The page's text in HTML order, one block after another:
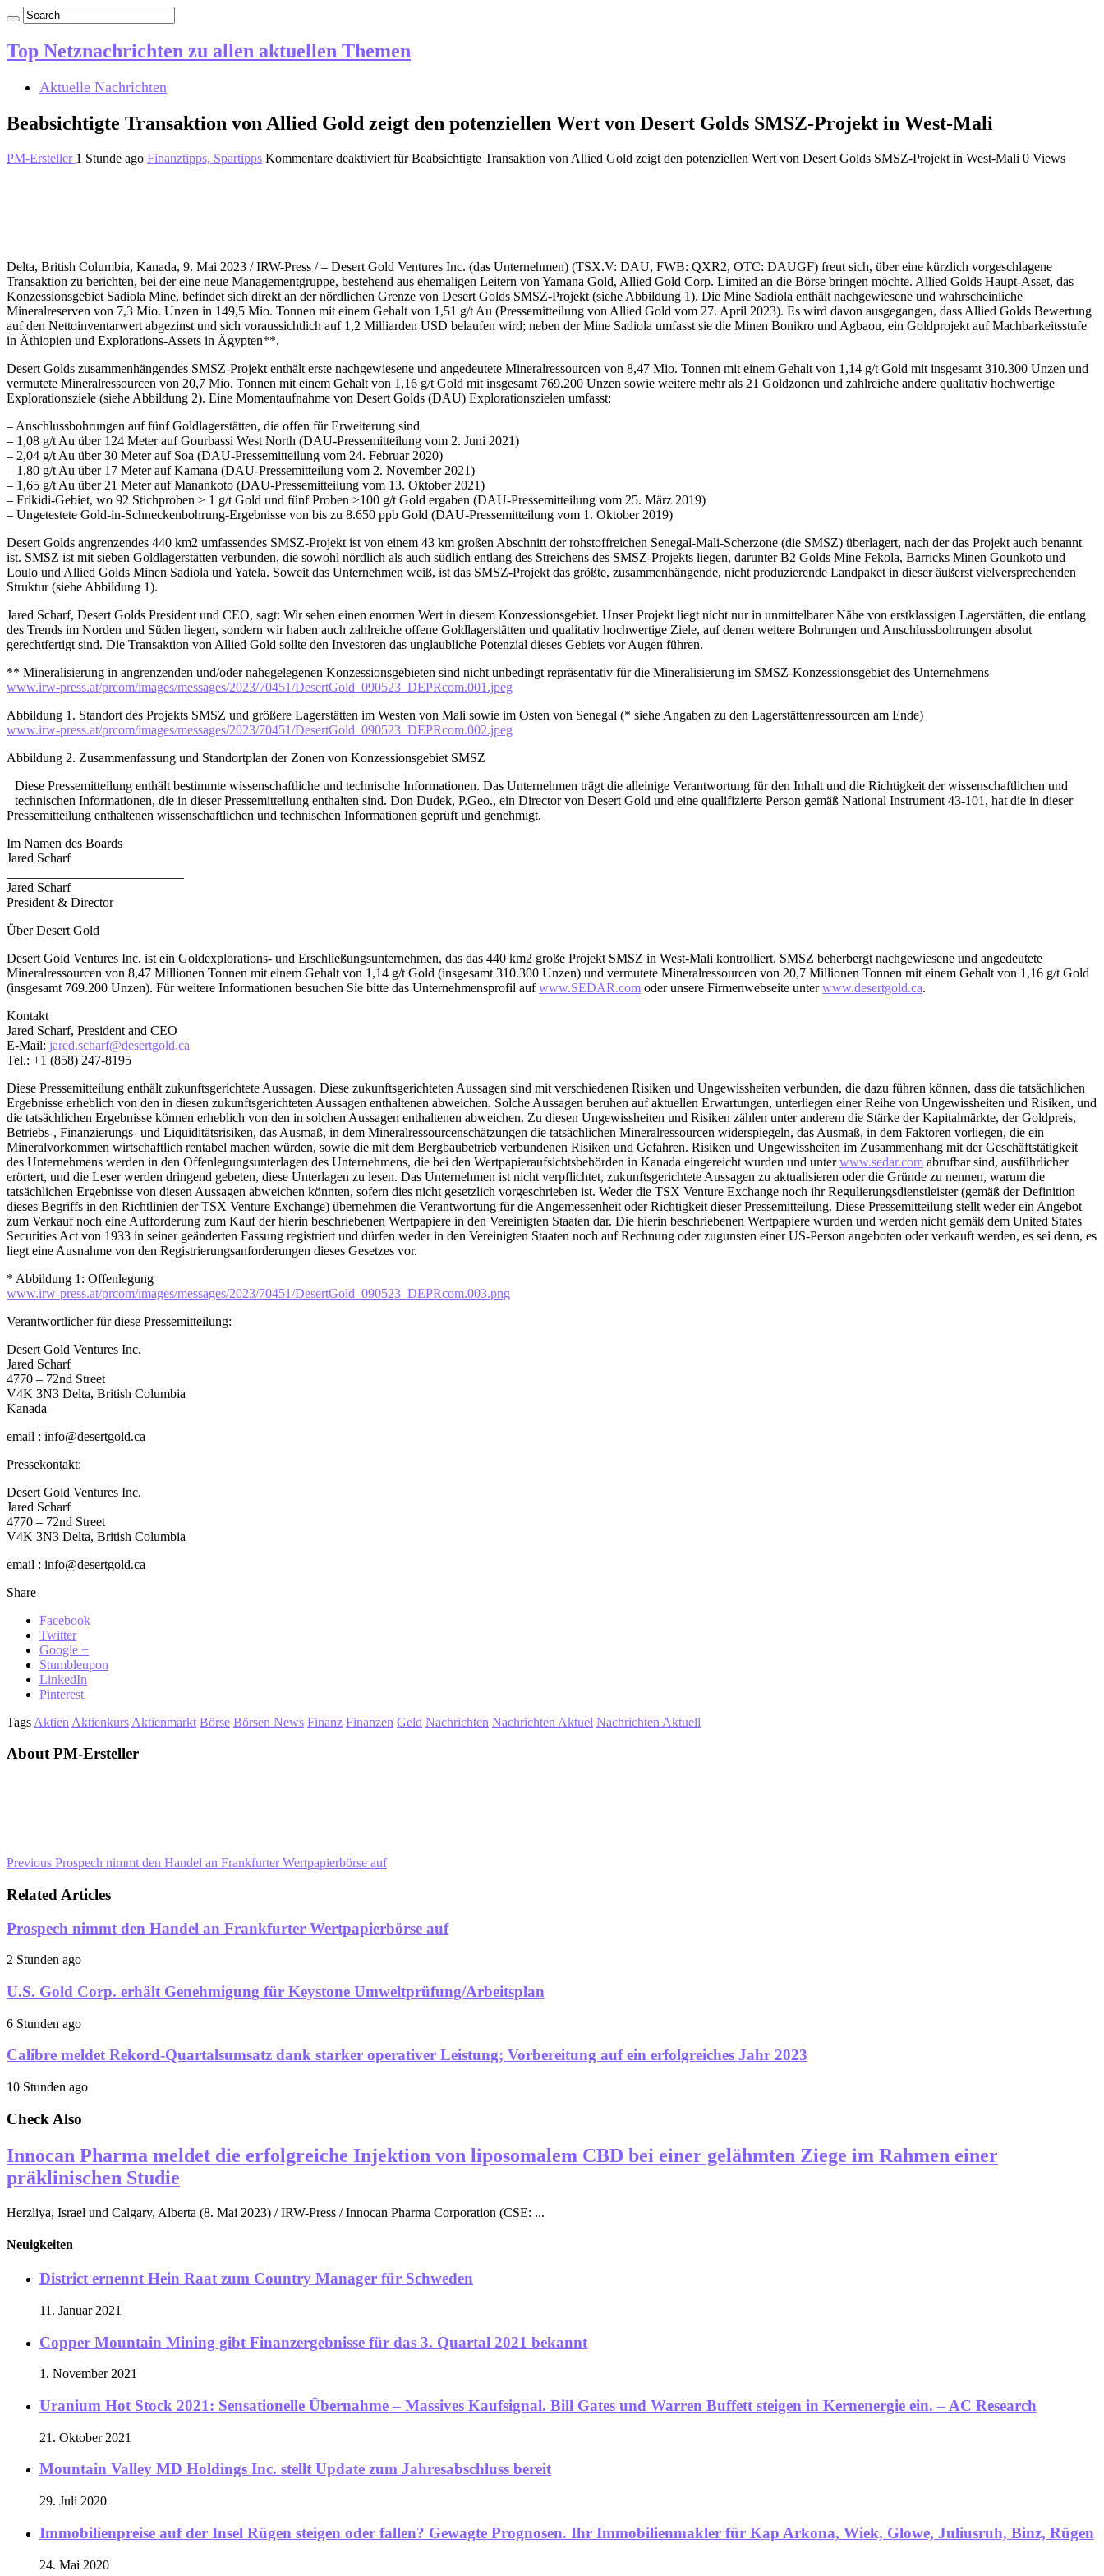
Top Netznachrichten zu allen aktuellen Themen
Aktuelle Nachrichten
Beabsichtigte Transaktion von Allied Gold zeigt den potenziellen Wert von Desert Golds SMSZ-Projekt in West-Mali
PM-Ersteller 1 Stunde ago Finanztipps, Spartipps Kommentare deaktiviert für Beabsichtigte Transaktion von Allied Gold zeigt den potenziellen Wert von Desert Golds SMSZ-Projekt in West-Mali 0 Views
Delta, British Columbia, Kanada, 9. Mai 2023 / IRW-Press / – Desert Gold Ventures Inc. (das Unternehmen) (TSX.V: DAU, FWB: QXR2, OTC: DAUGF) freut sich, über eine kürzlich vorgeschlagene
Transaktion zu berichten, bei der eine neue Managementgruppe, bestehend aus ehemaligen Leitern von Yamana Gold, Allied Gold Corp. Limited an die Börse bringen möchte. Allied Golds Haupt-Asset, das
Konzessionsgebiet Sadiola Mine, befindet sich direkt an der nördlichen Grenze von Desert Golds SMSZ-Projekt (siehe Abbildung 1). Die Mine Sadiola enthält nachgewiesene und wahrscheinliche
Mineralreserven von 7,3 Mio. Unzen in 149,5 Mio. Tonnen mit einem Gehalt von 1,51 g/t Au (Pressemitteilung von Allied Gold vom 27. April 2023). Es wird davon ausgegangen, dass Allied Golds Bewertung
auf den Nettoinventarwert abgezinst und sich voraussichtlich auf 1,2 Milliarden USD belaufen wird; neben der Mine Sadiola umfasst sie die Minen Bonikro und Agbaou, ein Goldprojekt auf Machbarkeitsstufe
in Äthiopien und Explorations-Assets in Ägypten**.
Desert Golds zusammenhängendes SMSZ-Projekt enthält erste nachgewiesene und angedeutete Mineralressourcen von 8,47 Mio. Tonnen mit einem Gehalt von 1,14 g/t Gold mit insgesamt 310.300 Unzen und
vermutete Mineralressourcen von 20,7 Mio. Tonnen mit einem Gehalt von 1,16 g/t Gold mit insgesamt 769.200 Unzen sowie weitere mehr als 21 Goldzonen und zahlreiche andere qualitativ hochwertige
Explorationsziele (siehe Abbildung 2). Eine Momentaufnahme von Desert Golds (DAU) Explorationszielen umfasst:
– Anschlussbohrungen auf fünf Goldlagerstätten, die offen für Erweiterung sind
– 1,08 g/t Au über 124 Meter auf Gourbassi West North (DAU-Pressemitteilung vom 2. Juni 2021)
– 2,04 g/t Au über 30 Meter auf Soa (DAU-Pressemitteilung vom 24. Februar 2020)
– 1,80 g/t Au über 17 Meter auf Kamana (DAU-Pressemitteilung vom 2. November 2021)
– 1,65 g/t Au über 21 Meter auf Manankoto (DAU-Pressemitteilung vom 13. Oktober 2021)
– Frikidi-Gebiet, wo 92 Stichproben > 1 g/t Gold und fünf Proben >100 g/t Gold ergaben (DAU-Pressemitteilung vom 25. März 2019)
– Ungetestete Gold-in-Schneckenbohrung-Ergebnisse von bis zu 8.650 ppb Gold (DAU-Pressemitteilung vom 1. Oktober 2019)
Desert Golds angrenzendes 440 km2 umfassendes SMSZ-Projekt ist von einem 43 km großen Abschnitt der rohstoffreichen Senegal-Mali-Scherzone (die SMSZ) überlagert, nach der das Projekt auch benannt
ist. SMSZ ist mit sieben Goldlagerstätten verbunden, die sowohl nördlich als auch südlich entlang des Streichens des SMSZ-Projekts liegen, darunter B2 Golds Mine Fekola, Barricks Minen Gounkoto und
Loulo und Allied Golds Minen Sadiola und Yatela. Soweit das Unternehmen weiß, ist das SMSZ-Projekt das größte, zusammenhängende, nicht produzierende Landpaket in dieser äußerst vielversprechenden
Struktur (siehe Abbildung 1).
Jared Scharf, Desert Golds President und CEO, sagt: Wir sehen einen enormen Wert in diesem Konzessionsgebiet. Unser Projekt liegt nicht nur in unmittelbarer Nähe von erstklassigen Lagerstätten, die entlang
des Trends im Norden und Süden liegen, sondern wir haben auch zahlreiche offene Goldlagerstätten und qualitativ hochwertige Ziele, auf denen weitere Bohrungen und Anschlussbohrungen absolut
gerechtfertigt sind. Die Transaktion von Allied Gold sollte den Investoren das unglaubliche Potenzial dieses Gebiets vor Augen führen.
** Mineralisierung in angrenzenden und/oder nahegelegenen Konzessionsgebieten sind nicht unbedingt repräsentativ für die Mineralisierung im SMSZ-Konzessionsgebiet des Unternehmens
www.irw-press.at/prcom/images/messages/2023/70451/DesertGold_090523_DEPRcom.001.jpeg
Abbildung 1. Standort des Projekts SMSZ und größere Lagerstätten im Westen von Mali sowie im Osten von Senegal (* siehe Angaben zu den Lagerstättenressourcen am Ende)
www.irw-press.at/prcom/images/messages/2023/70451/DesertGold_090523_DEPRcom.002.jpeg
Abbildung 2. Zusammenfassung und Standortplan der Zonen von Konzessionsgebiet SMSZ
Diese Pressemitteilung enthält bestimmte wissenschaftliche und technische Informationen. Das Unternehmen trägt die alleinige Verantwortung für den Inhalt und die Richtigkeit der wissenschaftlichen und
technischen Informationen, die in dieser Pressemitteilung enthalten sind. Don Dudek, P.Geo., ein Director von Desert Gold und eine qualifizierte Person gemäß National Instrument 43-101, hat die in dieser
Pressemitteilung enthaltenen wissenschaftlichen und technischen Informationen geprüft und genehmigt.
Im Namen des Boards
Jared Scharf
Jared Scharf
President & Director
Über Desert Gold
Desert Gold Ventures Inc. ist ein Goldexplorations- und Erschließungsunternehmen, das das 440 km2 große Projekt SMSZ in West-Mali kontrolliert. SMSZ beherbergt nachgewiesene und angedeutete
Mineralressourcen von 8,47 Millionen Tonnen mit einem Gehalt von 1,14 g/t Gold (insgesamt 310.300 Unzen) und vermutete Mineralressourcen von 20,7 Millionen Tonnen mit einem Gehalt von 1,16 g/t Gold
(insgesamt 769.200 Unzen). Für weitere Informationen besuchen Sie bitte das Unternehmensprofil aufwww.SEDAR.com oder unsere Firmenwebseite unterwww.desertgold.ca.
Kontakt
Jared Scharf, President and CEO
E-Mail: jared.scharf@desertgold.ca
Tel.: +1 (858) 247-8195
Diese Pressemitteilung enthält zukunftsgerichtete Aussagen. Diese zukunftsgerichteten Aussagen sind mit verschiedenen Risiken und Ungewissheiten verbunden, die dazu führen können, dass die tatsächlichen
Ergebnisse erheblich von den in diesen zukunftsgerichteten Aussagen enthaltenen abweichen. Solche Aussagen beruhen auf aktuellen Erwartungen, unterliegen einer Reihe von Ungewissheiten und Risiken, und
die tatsächlichen Ergebnisse können erheblich von den in solchen Aussagen enthaltenen abweichen. Zu diesen Ungewissheiten und Risiken zählen unter anderem die Stärke der Kapitalmärkte, der Goldpreis,
Betriebs-, Finanzierungs- und Liquiditätsrisiken, das Ausmaß, in dem Mineralressourcenschätzungen die tatsächlichen Mineralressourcen widerspiegeln, das Ausmaß, in dem Faktoren vorliegen, die ein
Mineralvorkommen wirtschaftlich rentabel machen würden, sowie die mit dem Bergbaubetrieb verbundenen Risiken und Gefahren. Risiken und Ungewissheiten im Zusammenhang mit der Geschäftstätigkeit
des Unternehmens werden in den Offenlegungsunterlagen des Unternehmens, die bei den Wertpapieraufsichtsbehörden in Kanada eingereicht wurden und unterwww.sedar.com abrufbar sind, ausführlicher
erörtert, und die Leser werden dringend gebeten, diese Unterlagen zu lesen. Das Unternehmen ist nicht verpflichtet, zukunftsgerichtete Aussagen zu aktualisieren oder die Gründe zu nennen, warum die
tatsächlichen Ergebnisse von diesen Aussagen abweichen könnten, sofern dies nicht gesetzlich vorgeschrieben ist. Weder die TSX Venture Exchange noch ihr Regulierungsdienstleister (gemäß der Definition
dieses Begriffs in den Richtlinien der TSX Venture Exchange) übernehmen die Verantwortung für die Angemessenheit oder Richtigkeit dieser Pressemitteilung. Diese Pressemitteilung stellt weder ein Angebot
zum Verkauf noch eine Aufforderung zum Kauf der hierin beschriebenen Wertpapiere in den Vereinigten Staaten dar. Die hierin beschriebenen Wertpapiere wurden und werden nicht gemäß dem United States
Securities Act von 1933 in seiner geänderten Fassung registriert und dürfen weder in den Vereinigten Staaten noch auf Rechnung oder zugunsten einer US-Person angeboten oder verkauft werden, es sei denn, es
liegt eine Ausnahme von den Registrierungsanforderungen dieses Gesetzes vor.
* Abbildung 1: Offenlegung
www.irw-press.at/prcom/images/messages/2023/70451/DesertGold_090523_DEPRcom.003.png
Verantwortlicher für diese Pressemitteilung:
Desert Gold Ventures Inc.
Jared Scharf
4770 – 72nd Street
V4K 3N3 Delta, British Columbia
Kanada
email : info@desertgold.ca
Pressekontakt:
Desert Gold Ventures Inc.
Jared Scharf
4770 – 72nd Street
V4K 3N3 Delta, British Columbia
email : info@desertgold.ca
Share
Facebook
Twitter
Google +
Stumbleupon
LinkedIn
Pinterest
Tags Aktien Aktienkurs Aktienmarkt Börse Börsen News Finanz Finanzen Geld Nachrichten Nachrichten Aktuel Nachrichten Aktuell
About PM-Ersteller
Previous Prospech nimmt den Handel an Frankfurter Wertpapierbörse auf
Related Articles
Prospech nimmt den Handel an Frankfurter Wertpapierbörse auf
2 Stunden ago
U.S. Gold Corp. erhält Genehmigung für Keystone Umweltprüfung/Arbeitsplan
6 Stunden ago
Calibre meldet Rekord-Quartalsumsatz dank starker operativer Leistung; Vorbereitung auf ein erfolgreiches Jahr 2023
10 Stunden ago
Check Also
Innocan Pharma meldet die erfolgreiche Injektion von liposomalem CBD bei einer gelähmten Ziege im Rahmen einer
präklinischen Studie
Herzliya, Israel und Calgary, Alberta (8. Mai 2023) / IRW-Press / Innocan Pharma Corporation (CSE: ...
Neuigkeiten
District ernennt Hein Raat zum Country Manager für Schweden
11. Januar 2021
Copper Mountain Mining gibt Finanzergebnisse für das 3. Quartal 2021 bekannt
1. November 2021
Uranium Hot Stock 2021: Sensationelle Übernahme – Massives Kaufsignal. Bill Gates und Warren Buffett steigen in Kernenergie ein. – AC Research
21. Oktober 2021
Mountain Valley MD Holdings Inc. stellt Update zum Jahresabschluss bereit
29. Juli 2020
Immobilienpreise auf der Insel Rügen steigen oder fallen? Gewagte Prognosen. Ihr Immobilienmakler für Kap Arkona, Wiek, Glowe, Juliusruh, Binz, Rügen
24. Mai 2020